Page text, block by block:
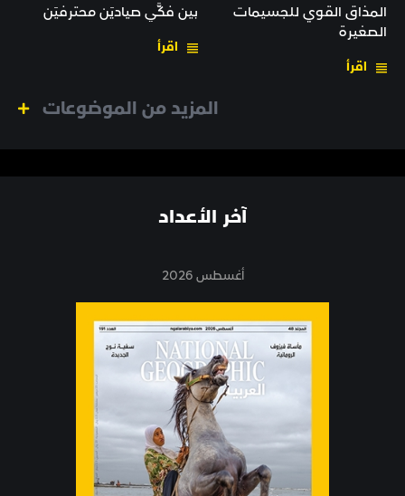
المذاق القوي للجسيمات
الصغيرة
اقرأ
بين فكَّي صياديَن محترفيَن
اقرأ
المزيد من الموضوعات
آخر الأعداد
أغسطس 2026